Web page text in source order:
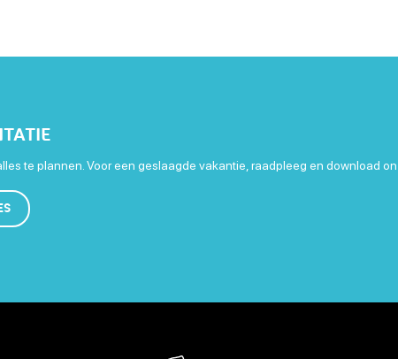
te plannen. Voor een geslaagde vakantie, raadpleeg en download